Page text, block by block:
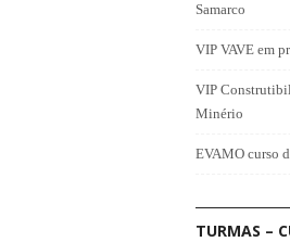
Samarco
VIP VAVE em
VIP
Minério
EVAMO curso
TURMAS –